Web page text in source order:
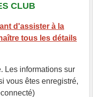
CLUB
d'assister à la
tous les détails
Les informations sur
vous êtes enregistré,